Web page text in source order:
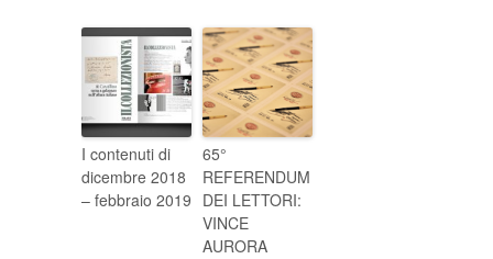
I contenuti di
dicembre 2018
– febbraio 2019
65°
REFERENDUM
DEI LETTORI:
VINCE
AURORA